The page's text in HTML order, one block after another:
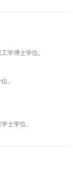
学博士学位。
。
士学位。